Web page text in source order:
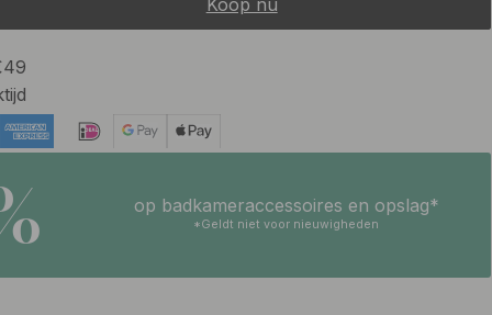
Koop nu
op badkameraccessoires en opslag*
*Geldt niet voor nieuwigheden